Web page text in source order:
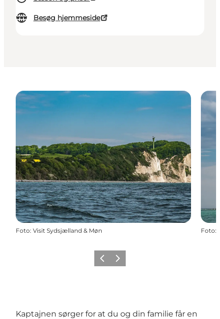
Besøg hjemmeside
Foto: Visit Sydsjælland & Møn Foto:
ForrigeNæste
Kaptajnen sørger for at du og din familie får en